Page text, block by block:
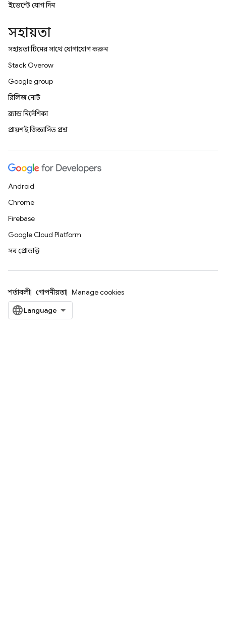
ইভেন্টে যোগ দিন
সহায়তা
সহায়তা টিমের সাথে যোগাযোগ করুন
Stack Overflow
Google group
রিলিজ নোট
ব্র্যান্ড নির্দেশিকা
প্রায়শই জিজ্ঞাসিত প্রশ্ন
Android
Chrome
Firebase
Google Cloud Platform
সব প্রোডাক্ট
শর্তাবলী গোপনীয়তা Manage cookies